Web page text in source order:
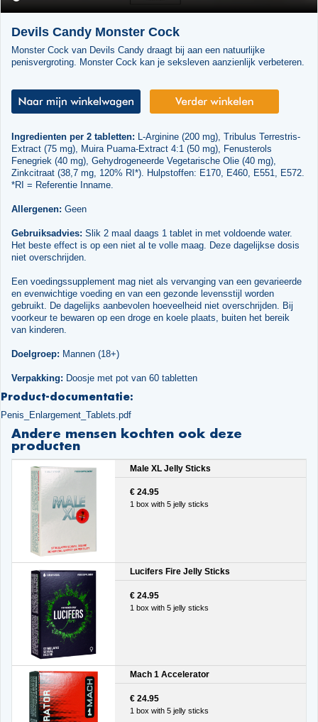
Devils Candy Monster Cock
Monster Cock van Devils Candy draagt bij aan een natuurlijke
penisvergroting. Monster Cock kan je seksleven aanzienlijk verbeteren.
Ingredienten per 2 tabletten: L-Arginine (200 mg), Tribulus Terrestris-
Extract (75 mg), Muira Puama-Extract 4:1 (50 mg), Fenusterols
Fenegriek (40 mg), Gehydrogeneerde Vegetarische Olie (40 mg),
Zinkcitraat (38,7 mg, 120% RI*). Hulpstoffen: E170, E460, E551, E572.
*RI = Referentie Inname.
Allergenen: Geen
Gebruiksadvies: Slik 2 maal daags 1 tablet in met voldoende water.
Het beste effect is op een niet al te volle maag. Deze dagelijkse dosis
niet overschrijden.
Een voedingssupplement mag niet als vervanging van een gevarieerde
en evenwichtige voeding en van een gezonde levensstijl worden
gebruikt. De dagelijks aanbevolen hoeveelheid niet overschrijden. Bij
voorkeur te bewaren op een droge en koele plaats, buiten het bereik
van kinderen.
Doelgroep: Mannen (18+)
Verpakking: Doosje met pot van 60 tabletten
Product-documentatie:
Penis_Enlargement_Tablets.pdf
Andere mensen kochten ook deze
producten
Male XL Jelly Sticks
€ 24.95
1 box with 5 jelly sticks
Lucifers Fire Jelly Sticks
€ 24.95
1 box with 5 jelly sticks
Mach 1 Accelerator
€ 24.95
1 box with 5 jelly sticks